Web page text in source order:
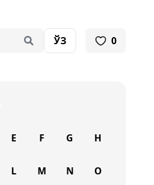
ЎЗ 0
E F G H
L M N O